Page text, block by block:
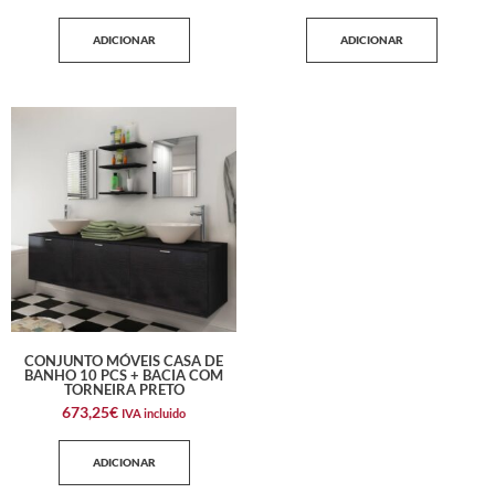
ADICIONAR ADICIONAR
CONJUNTO MÓVEIS CASA DE
BANHO 10 PCS + BACIA COM
TORNEIRA PRETO
673,25€ IVA incluido
ADICIONAR